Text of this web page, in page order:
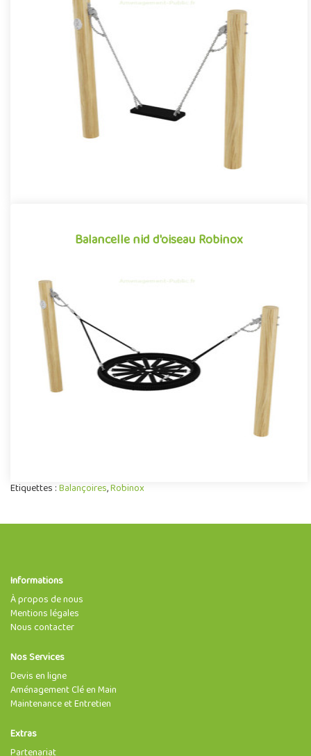
Balançoire 2-6 ans Robinox
Équipement ludique particulièrement apprécié par les petit pour
ses sensations tout aussi apaisantes qu’amusantes, la balanço..
Offre partenaire
Balancelle nid d'oiseau Robinox
Équipement ludique particulièrement apprécié par les tout-
petits pour ses sensations tout aussi apaisantes qu’amusantes,
Offre partenaire
Etiquettes :Balançoires,Robinox
Informations
À propos de nous
Mentions légales
Nous contacter
Nos Services
Devis en ligne
Aménagement Clé en Main
Maintenance et Entretien
Extras